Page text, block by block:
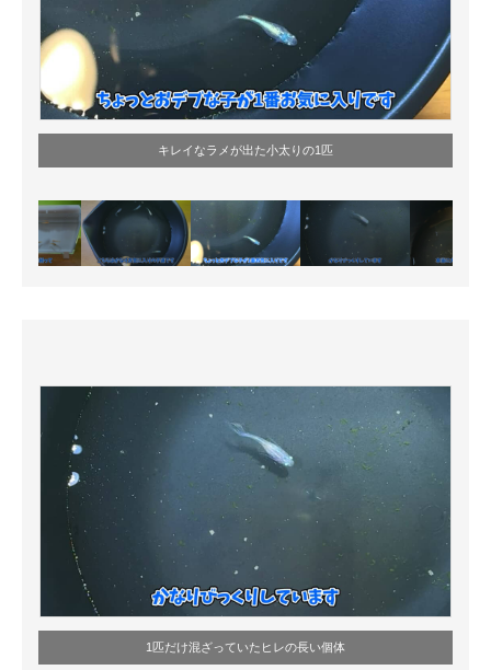
キレイなラメが出た小太りの1匹
1匹だけ混ざっていたヒレの長い個体